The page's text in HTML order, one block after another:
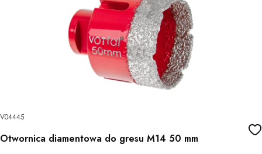
V04445
Otwornica diamentowa do gresu M14 50 mm